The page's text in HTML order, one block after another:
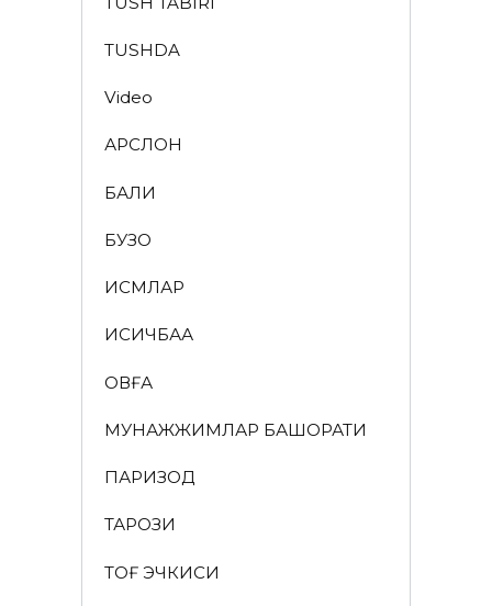
TUSHDA
Video
АРСЛОН
БАЛИҚ
БУЗОҚ
ИСМЛАР
ҚИСҚИЧБАҚА
ҚОВҒА
МУНАЖЖИМЛАР БАШОРАТИ
ПАРИЗОД
ТАРОЗИ
ТОҒ ЭЧКИСИ